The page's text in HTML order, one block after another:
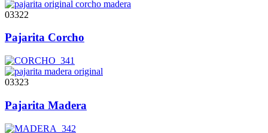
03322
Pajarita Corcho
03323
Pajarita Madera